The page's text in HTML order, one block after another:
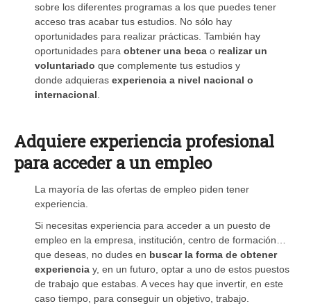
sobre los diferentes programas a los que puedes tener
acceso tras acabar tus estudios. No sólo hay
oportunidades para realizar prácticas. También hay
oportunidades para obtener una beca o realizar un
voluntariado que complemente tus estudios y
donde adquieras experiencia a nivel nacional o
internacional
Adquiere experiencia profesional
para acceder a un empleo
La mayoría de las ofertas de empleo piden tener
experiencia.
Si necesitas experiencia para acceder a un puesto de
empleo en la empresa, institución, centro de formación…
que deseas, no dudes en buscar la forma de obtener
experiencia y, en un futuro, optar a uno de estos puestos
de trabajo que estabas. A veces hay que invertir, en este
caso tiempo, para conseguir un objetivo, trabajo.